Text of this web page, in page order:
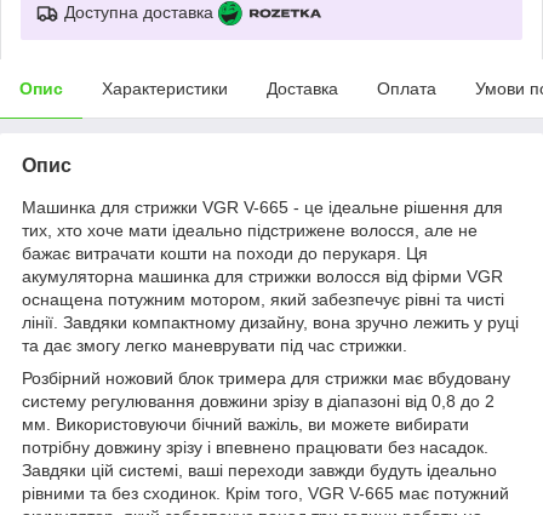
Доступна доставка
Опис Характеристики Доставка Оплата Умови
Опис
Машинка для стрижки VGR V-665 - це ідеальне рішення для
тих, хто хоче мати ідеально підстрижене волосся, але не
бажає витрачати кошти на походи до перукаря. Ця
акумуляторна машинка для стрижки волосся від фірми VGR
оснащена потужним мотором, який забезпечує рівні та чисті
лінії. Завдяки компактному дизайну, вона зручно лежить у руці
та дає змогу легко маневрувати під час стрижки.
Розбірний ножовий блок тримера для стрижки має вбудовану
систему регулювання довжини зрізу в діапазоні від 0,8 до 2
мм. Використовуючи бічний важіль, ви можете вибирати
потрібну довжину зрізу і впевнено працювати без насадок.
Завдяки цій системі, ваші переходи завжди будуть ідеально
рівними та без сходинок. Крім того, VGR V-665 має потужний